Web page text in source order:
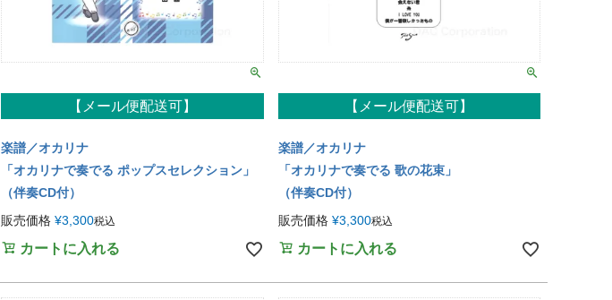
【メール便配送可】
楽譜／オカリナ
「オカリナで奏でる ポップスセレクション」
（伴奏CD付）
販売価格 ¥3,300税込
カートに入れる
【メール便配送可】
楽譜／オカリナ
「オカリナで奏でる 歌の花束」
（伴奏CD付）
販売価格 ¥3,300税込
カートに入れる